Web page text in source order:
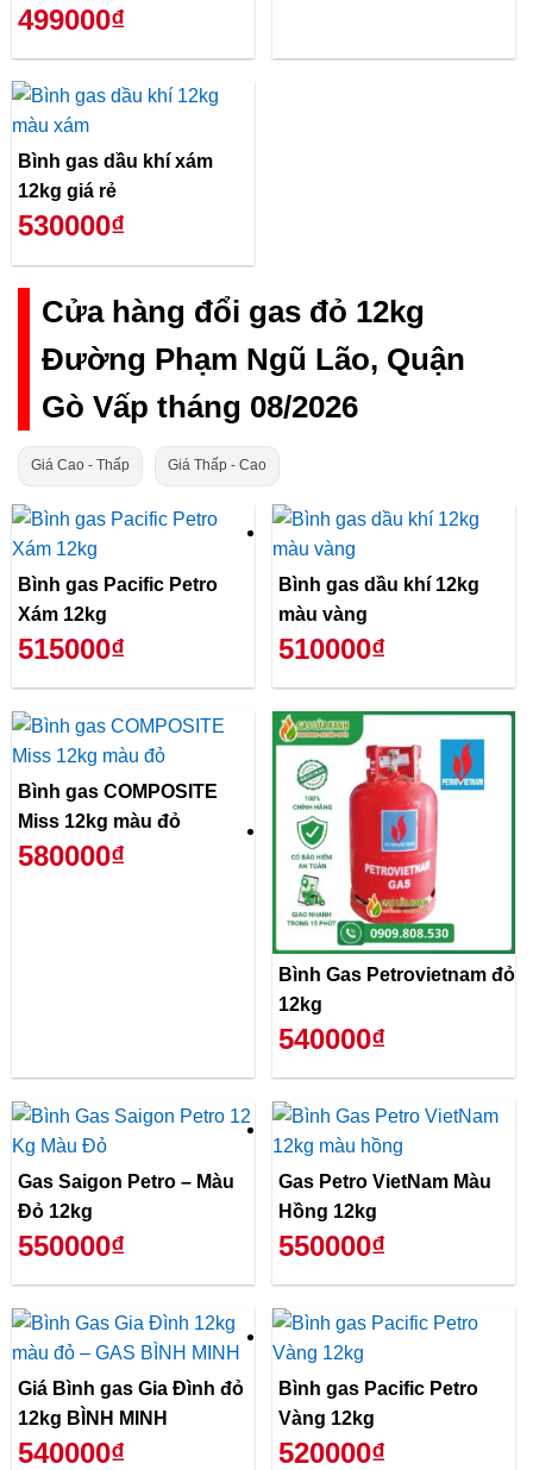
499000₫
Bình gas dầu khí xám
12kg giá rẻ
530000₫
Cửa hàng đổi gas đỏ 12kg
Đường Phạm Ngũ Lão, Quận
Gò Vấp tháng 08/2026
Giá Cao - Thấp Giá Thấp - Cao
Bình gas Pacific Petro
Xám 12kg
515000₫
Bình gas dầu khí 12kg
màu vàng
510000₫
Bình gas COMPOSITE
Miss 12kg màu đỏ
580000₫
Bình Gas Petrovietnam đỏ
12kg
540000₫
Gas Saigon Petro – Màu
Đỏ 12kg
550000₫
Gas Petro VietNam Màu
Hồng 12kg
550000₫
Giá Bình gas Gia Đình đỏ
12kg BÌNH MINH
540000₫
Bình gas Pacific Petro
Vàng 12kg
520000₫